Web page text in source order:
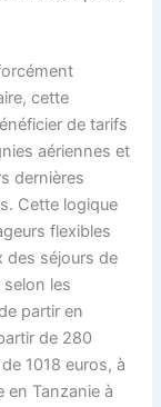
cette
de tarifs
aériennes et
dernières
Cette logique
flexibles
des séjours de
les
partir en
de 280
1018 euros, à
en Tanzanie à